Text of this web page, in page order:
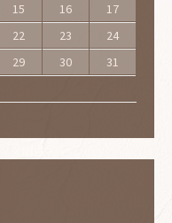
15 16
17
22 23
24
29 30 31